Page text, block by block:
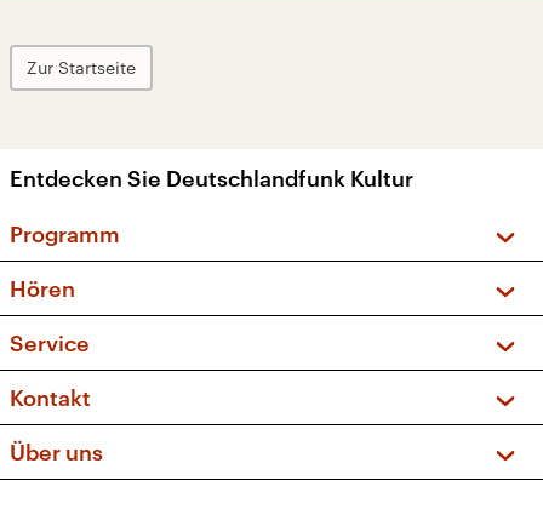
Zur Startseite
Entdecken Sie Deutschlandfunk Kultur
Programm
Sendungen und Podcasts
Musikliste
Kakadu – Das Kinderprogramm
Hören
Frequenzen (UKW + DAB+)
Service
FAQ
Apps
Newsletter
Kontakt
Social Media
Über uns